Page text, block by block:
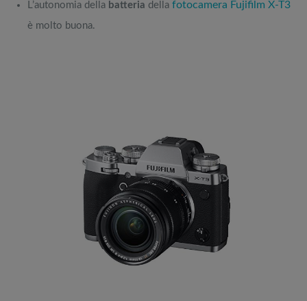
L’autonomia della batteria della fotocamera Fujifilm X-T3
è molto buona.